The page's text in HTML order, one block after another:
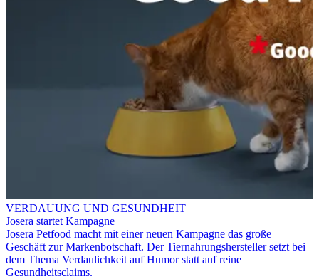
VERDAUUNG UND GESUNDHEIT
Josera startet Kampagne
Josera Petfood macht mit einer neuen Kampagne das große
Geschäft zur Markenbotschaft. Der Tiernahrungshersteller setzt bei
dem Thema Verdaulichkeit auf Humor statt auf reine
Gesundheitsclaims.